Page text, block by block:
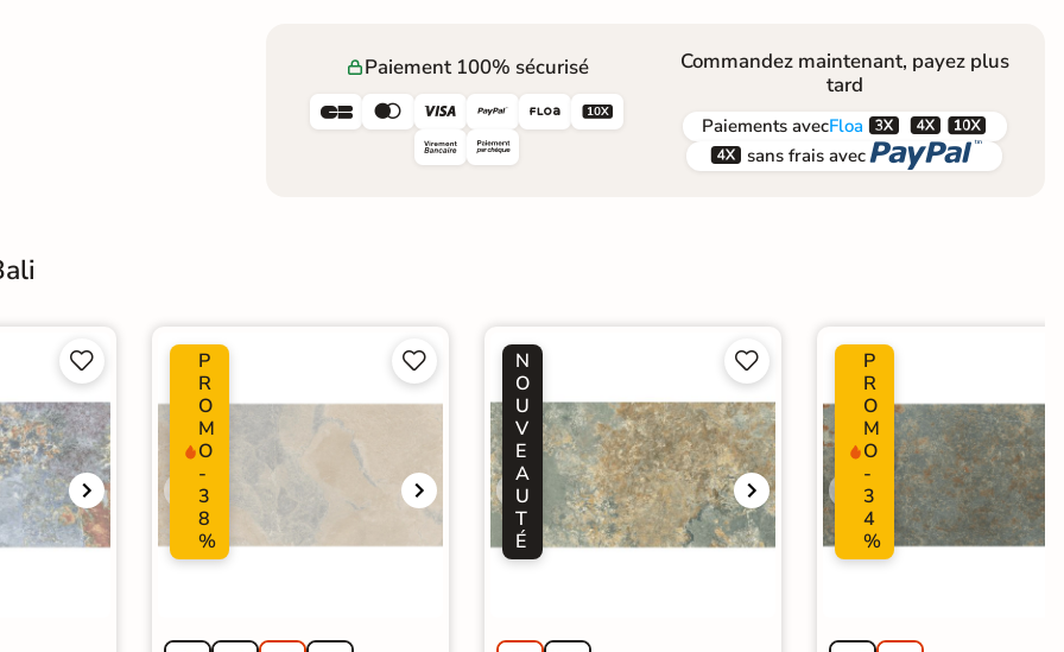
Paiement 100% sécurisé
     
Commandez maintenant, payez plus
tard
PaiementsavecFloa  
 sans frais avec 


P
R
O
M
O
-
3
8
%


N
O
U
V
E
A
U
T
É


P
R
O
M
O
-
3
4
%